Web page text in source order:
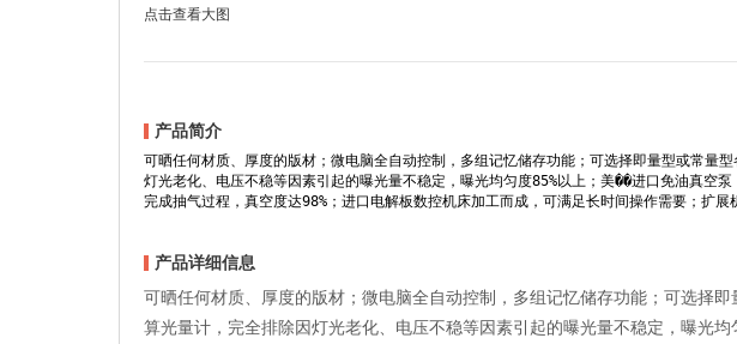
点击查看大图
产品简介
可晒任何材质、厚度的版材；微电脑全自动控制，多组记忆储存功能；可选择即量型或常量
灯光老化、电压不稳等因素引起的曝光量不稳定，曝光均匀度85%以上；美��进口免油真空
完成抽气过程，真空度达98%；进口电解板数控机床加工而成，可满足长时间操作需要；扩展
产品详细信息
可晒任何材质、厚度的版材；微电脑全自动控制，多组记忆储存功能；可选择
算光量计，完全排除因灯光老化、电压不稳等因素引起的曝光量不稳定，曝光